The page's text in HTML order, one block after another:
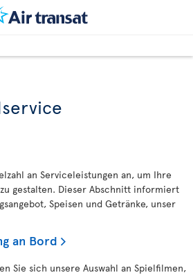
an Serviceleistungen an, um Ihre
gestalten. Dieser Abschnitt informiert
Speisen und Getränke, unser
an Bord
Sie sich unsere Auswahl an Spielfilmen,